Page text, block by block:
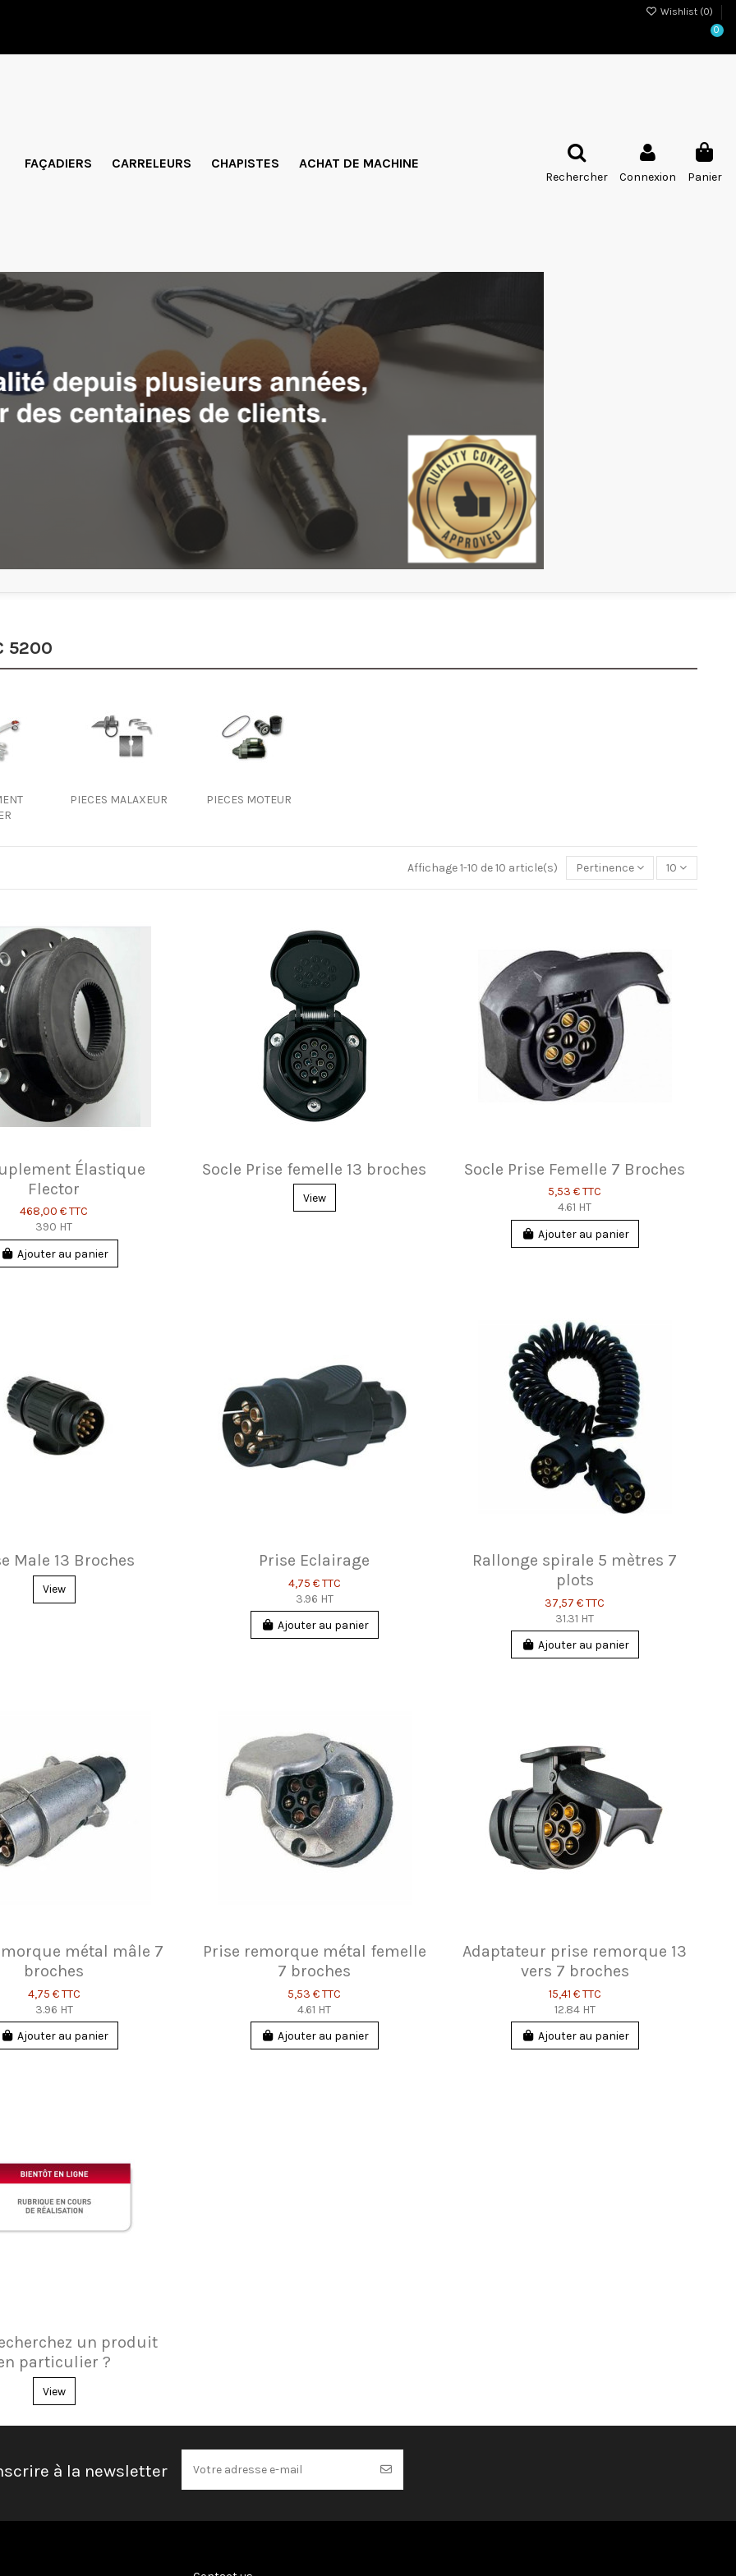
Wishlist (0)
0
FAÇADIERS CARRELEURS CHAPISTES ACHAT DE MACHINE
Rechercher Connexion Panier
5200
PIECES MALAXEUR PIECES MOTEUR
Affichage 1-10 de 10 article(s) Pertinence 10
Élastique
Flector
468,00 €TTC
390 HT
Ajouter au panier
Socle Prise femelle 13 broches
View
Socle Prise Femelle 7 Broches
5,53 €TTC
4.61 HT
Ajouter au panier
Male 13 Broches
View
Prise Eclairage
4,75 €TTC
3.96 HT
Ajouter au panier
Rallonge spirale 5 mètres 7
plots
37,57 €TTC
31.31 HT
Ajouter au panier
métal mâle 7
broches
4,75 €TTC
3.96 HT
Ajouter au panier
Prise remorque métal femelle
7 broches
5,53 €TTC
4.61 HT
Ajouter au panier
Adaptateur prise remorque 13
vers 7 broches
15,41 €TTC
12.84 HT
Ajouter au panier
un produit
particulier ?
View
à la newsletter